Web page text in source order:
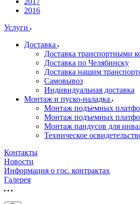
2016
Услуги
Доставка
Доставка транспортными
Доставка по Челябинску
Доставка нашим
Самовывоз
Индивидуальная доставка
Монтаж и пуско-наладка
Монтаж подъемных
Монтаж подъемных
Монтаж пандусов для
Техническое
Контакты
Новости
Информация о гос. контрактах
Галерея